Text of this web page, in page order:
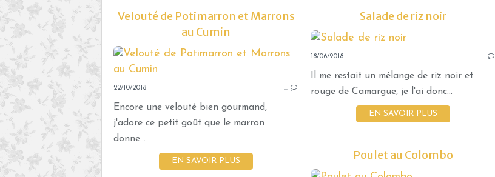
THERMOMIX
Velouté de Potimarron et Marrons
au Cumin
PLAISIRS SALÉS
THERMOMIX
POTIMARRON
MARRON
PIGNON DE PIN
22/10/2018 …
Encore une velouté bien gourmand,
j'adore ce petit goût que le marron
donne...
EN SAVOIR PLUS
Salade de riz noir
18/06/2018 …
Il me restait un mélange de riz noir et
rouge de Camargue, je l'ai donc...
EN SAVOIR PLUS
Poulet au Colombo